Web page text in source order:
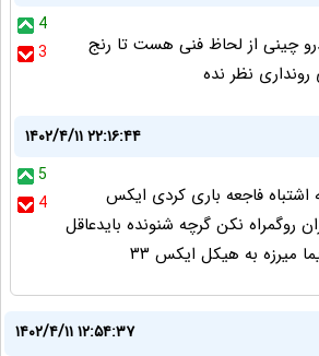
4
3
چینی از لحاظ فنی هست تا رنج
۱۴۰۲/۴/۱۱ ۲۲:۱۶:۴۴
5
4
فاجعه باری کردی ایکس
روگمراه نکن گرچه شنونده بایدعاقل
میرزه به هیکل ایکس ۳۳
۱۴۰۲/۴/۱۱ ۱۲:۵۴:۳۷